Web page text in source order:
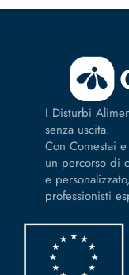
I Disturbi
senza uscita.
Con Comestai
un percorso di
e
professionisti